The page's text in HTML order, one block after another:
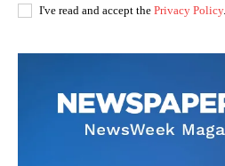
I've read and accept the Privacy Policy.